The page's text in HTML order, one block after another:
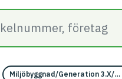
Miljöbyggnad/Generation 3.X/